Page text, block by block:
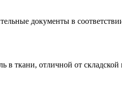
документы в
в ткани, отличной от